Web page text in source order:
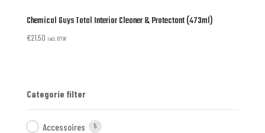
Chemical Guys Total Interior Cleaner & Protectant (473ml)
€21,50 incl. BTW
Categorie filter
Accessoires 5